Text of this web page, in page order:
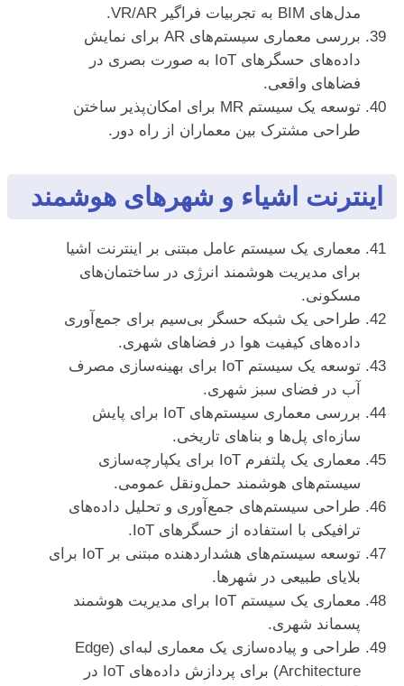
مدل‌های BIM به تجربیات فراگیر VR/AR.
بررسی معماری سیستم‌های AR برای نمایش
داده‌های حسگرهای IoT به صورت بصری در
فضاهای واقعی.
توسعه یک سیستم MR برای امکان‌پذیر ساختن
طراحی مشترک بین معماران از راه دور.
اینترنت اشیاء و شهرهای هوشمند
معماری یک سیستم عامل مبتنی بر اینترنت اشیا
برای مدیریت هوشمند انرژی در ساختمان‌های
مسکونی.
طراحی یک شبکه حسگر بی‌سیم برای جمع‌آوری
داده‌های کیفیت هوا در فضاهای شهری.
توسعه یک سیستم IoT برای بهینه‌سازی مصرف
آب در فضای سبز شهری.
بررسی معماری سیستم‌های IoT برای پایش
سازه‌ای پل‌ها و بناهای تاریخی.
معماری یک پلتفرم IoT برای یکپارچه‌سازی
سیستم‌های هوشمند حمل‌ونقل عمومی.
طراحی سیستم‌های جمع‌آوری و تحلیل داده‌های
ترافیکی با استفاده از حسگرهای IoT.
توسعه سیستم‌های هشداردهنده مبتنی بر IoT برای
بلایای طبیعی در شهرها.
معماری یک سیستم IoT برای مدیریت هوشمند
پسماند شهری.
طراحی و پیاده‌سازی یک معماری لبه‌ای (Edge
Architecture) برای پردازش داده‌های IoT در